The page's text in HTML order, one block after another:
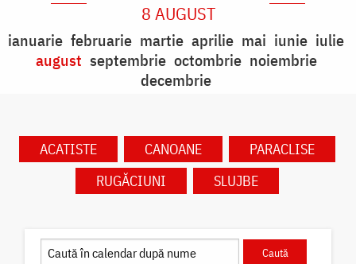
8 AUGUST
ianuarie februarie martie aprilie mai iunie iulie
august septembrie octombrie noiembrie
decembrie
ACATISTE CANOANE
PARACLISE
RUGĂCIUNI
SLUJBE